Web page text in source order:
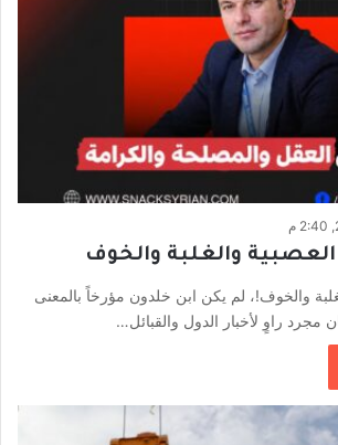
والغلبة والخوف
والخوف!، لم يكن ابن خلدون مؤرخاً بالمعنى
مجرد راوٍ لأخبار الدول والقبائل…